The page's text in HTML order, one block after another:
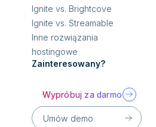
Ignite vs. Brightcove
Ignite vs. Streamable
Inne rozwiązania
hostingowe
Zainteresowany?
Wypróbuj za darmo
Umów demo